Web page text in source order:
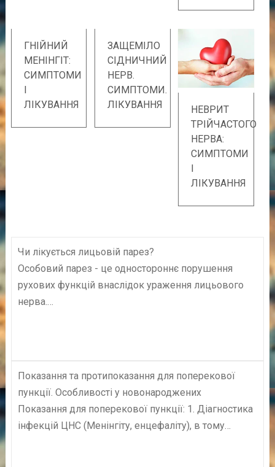
ГНІЙНИЙ
МЕНІНГІТ:
СИМПТОМИ
І
ЛІКУВАННЯ
ЗАЩЕМІЛО
СІДНИЧНИЙ
НЕРВ.
СИМПТОМИ.
ЛІКУВАННЯ
НЕВРИТ
ТРІЙЧАСТОГО
НЕРВА:
СИМПТОМИ
І
ЛІКУВАННЯ
Чи лікується лицьовій парез?
Особовий парез - це одностороннє порушення
рухових функцій внаслідок ураження лицьового
нерва.…
Показання та протипоказання для поперекової
пункції. Особливості у новонароджених
Показання для поперекової пункції: 1. Діагностика
інфекцій ЦНС (Менінгіту, енцефаліту), в тому…